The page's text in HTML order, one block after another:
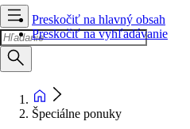
Preskočiť na hlavný obsah
Preskočiť na vyhľadávanie
Špeciálne ponuky